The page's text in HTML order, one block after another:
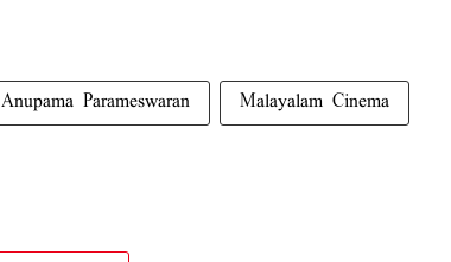
Anupama Parameswaran Malayalam Cinema